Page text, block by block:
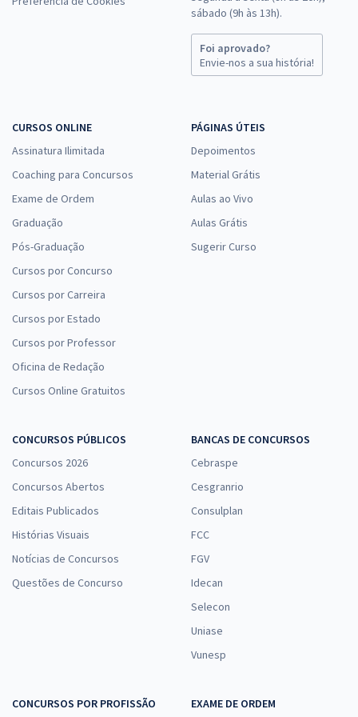
sábado (9h às 13h).
Foi aprovado?
Envie-nos a sua história!
CURSOS ONLINE
Assinatura Ilimitada
Coaching para Concursos
Exame de Ordem
Graduação
Pós-Graduação
Cursos por Concurso
Cursos por Carreira
Cursos por Estado
Cursos por Professor
Oficina de Redação
Cursos Online Gratuitos
PÁGINAS ÚTEIS
Depoimentos
Material Grátis
Aulas ao Vivo
Aulas Grátis
Sugerir Curso
CONCURSOS PÚBLICOS
Concursos 2026
Concursos Abertos
Editais Publicados
Histórias Visuais
Notícias de Concursos
Questões de Concurso
BANCAS DE CONCURSOS
Cebraspe
Cesgranrio
Consulplan
FCC
FGV
Idecan
Selecon
Uniase
Vunesp
CONCURSOS POR PROFISSÃO EXAME DE ORDEM